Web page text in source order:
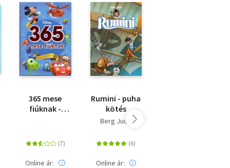
365 mese
fiúknak -
Online ár:
Rumini - puha
kötés
Berg Judit
Online ár: